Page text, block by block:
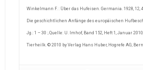
Winkelmann F. : Über das Hufeisen. Germania. 1928, 12,
Die geschichtlichen Anfänge des europäischen
Jg.: 1 – 30 ; Quelle: U. Imhof, Band 152, Heft 1, Januar
Tierheilk. © 2010 by Verlag Hans Huber, Hogrefe AG, Bern